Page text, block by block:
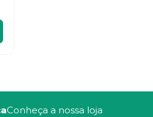
Conheça a nossa loja